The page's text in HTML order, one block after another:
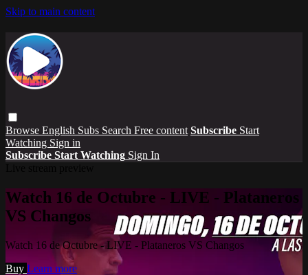
Skip to main content
Browse English Subs Search Free content Subscribe Start
Watching Sign in
Subscribe Start Watching Sign In
Watch 16 de Octubre - LIVE - Plataneros
VS Changos
Watch 16 de Octubre - LIVE - Plataneros VS Changos
Buy Learn more